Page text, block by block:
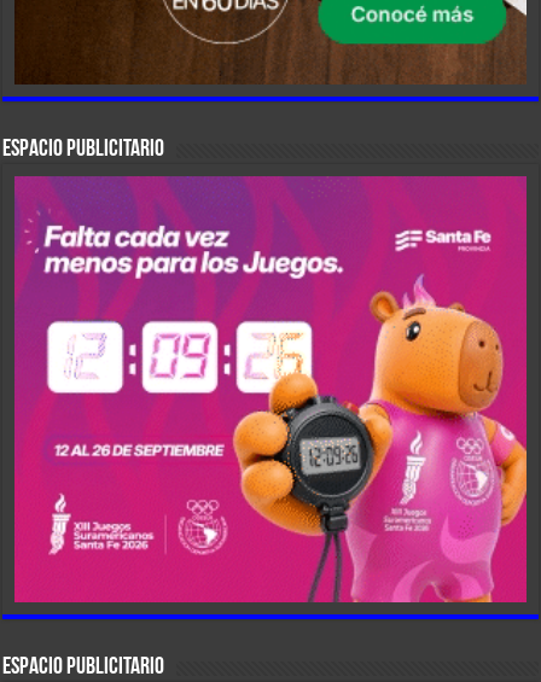
ESPACIO PUBLICITARIO
ESPACIO PUBLICITARIO